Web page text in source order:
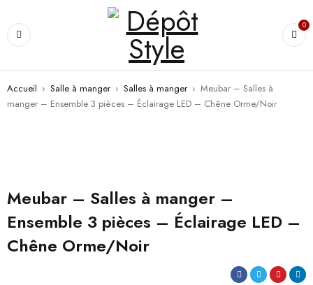
0
Accueil › Salle à manger › Salles à manger › Meubar – Salles à
manger – Ensemble 3 pièces – Éclairage LED – Chêne Orme/Noir
Meubar – Salles à manger –
Ensemble 3 pièces – Éclairage LED –
Chêne Orme/Noir